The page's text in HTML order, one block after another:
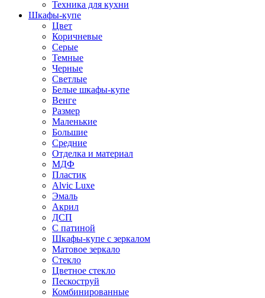
Техника для кухни
Шкафы-купе
Цвет
Коричневые
Серые
Темные
Черные
Светлые
Белые шкафы-купе
Венге
Размер
Маленькие
Большие
Средние
Отделка и материал
МДФ
Пластик
Alvic Luxe
Эмаль
Акрил
ДСП
С патиной
Шкафы-купе с зеркалом
Матовое зеркало
Стекло
Цветное стекло
Пескоструй
Комбинированные